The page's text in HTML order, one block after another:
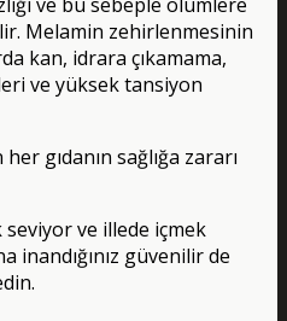
Melamin zehirlenmesinin
kan, idrara çıkamama,
ve yüksek tansiyon
gıdanın sağlığa zararı
ve illede içmek
inandığınız güvenilir de